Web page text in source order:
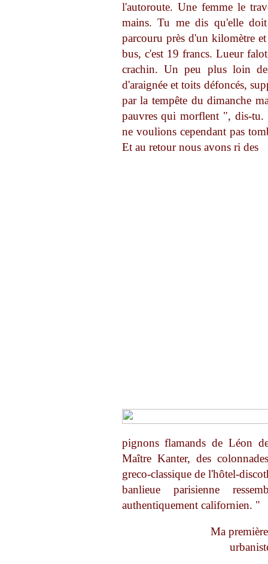
l'autoroute. Une femme le
mains. Tu me dis qu'elle
parcouru près d'un kilomètre
bus, c'est 19 francs. Lueur
crachin. Un peu plus loin
d'araignée et toits défoncés,
par la tempête du dimanche
pauvres qui morflent ", dis-
ne voulions cependant pas
Et au retour nous avons ri des
pignons flamands de Léon
Maître Kanter, des
greco-classique de l'hôtel-
banlieue parisienne
authentiquement californien. "
Ma